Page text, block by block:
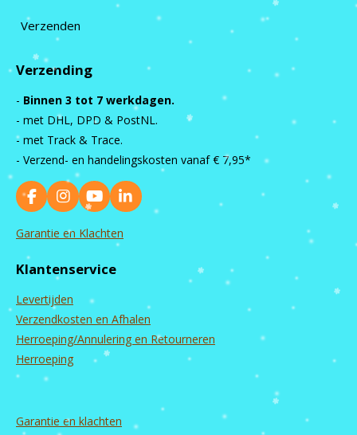
Verzenden
Verzending
- Binnen 3 tot 7 werkdagen.
- met DHL, DPD & PostNL.
- met Track & Trace.
- Verzend- en handelingskosten vanaf € 7,95*
F
a
c
o
k
I
n
s
g
a
m
Y
o
u
b
L
i
Garantie en Klachten
Klantenservice
Levertijden
Verzendkosten en Afhalen
Herroeping/Annulering en Retourneren
Herroeping
Garantie en klachten